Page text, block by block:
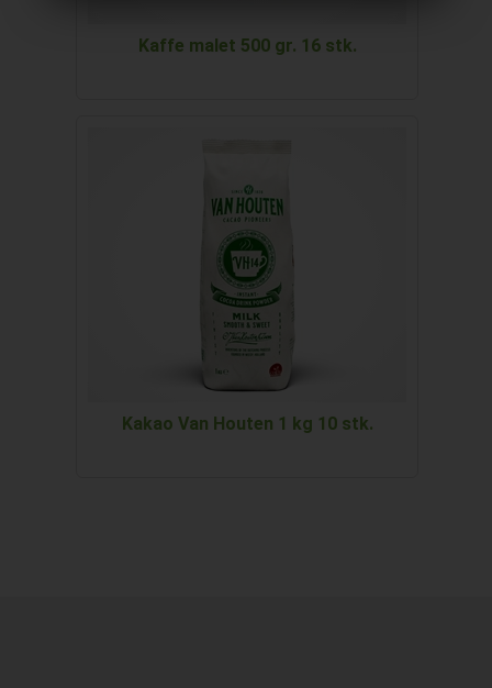
Kaffe malet 500 gr. 16 stk.
Kakao Van Houten 1 kg 10 stk.